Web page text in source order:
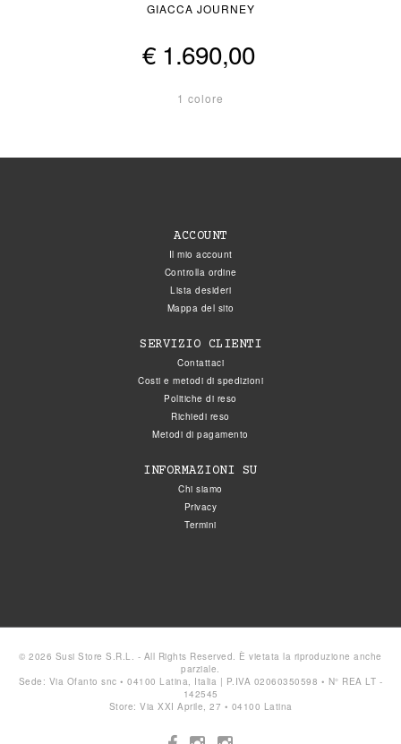
GIACCA JOURNEY
€ 1.690,00
1 colore
ACCOUNT
Il mio account
Controlla ordine
Lista desideri
Mappa del sito
SERVIZIO CLIENTI
Contattaci
Costi e metodi di spedizioni
Politiche di reso
Richiedi reso
Metodi di pagamento
INFORMAZIONI SU
Chi siamo
Privacy
Termini
© 2026 Susi Store S.R.L. - All Rights Reserved. È vietata la riproduzione anche
parziale.
Sede: Via Ofanto snc • 04100 Latina, Italia | P.IVA 02060350598 • N° REA LT -
142545
Store: Via XXI Aprile, 27 • 04100 Latina